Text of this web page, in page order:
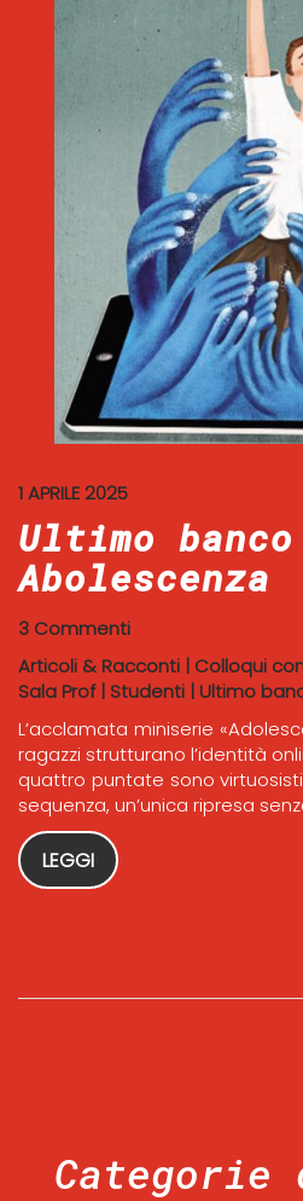
1 APRILE 2025
Ultimo
Abolescenza
3 Commenti
Articoli & Racconti | Colloqui
Sala Prof| Studenti | Ultimo
L’acclamata miniserie
ragazzi strutturano l’identità
quattro puntate sono
sequenza, un’unica ripresa
LEGGI
Categorie